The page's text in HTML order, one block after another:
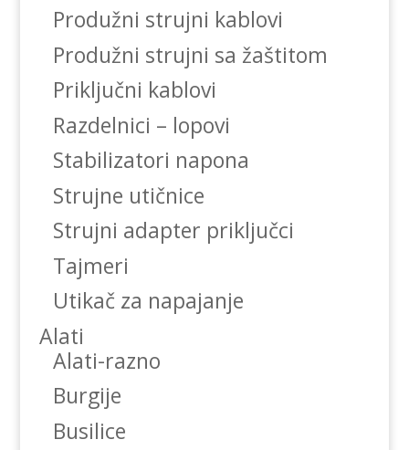
Produžni strujni kablovi
Produžni strujni sa žaštitom
Priključni kablovi
Razdelnici – lopovi
Stabilizatori napona
Strujne utičnice
Strujni adapter priključci
Tajmeri
Utikač za napajanje
Alati
Alati-razno
Burgije
Busilice